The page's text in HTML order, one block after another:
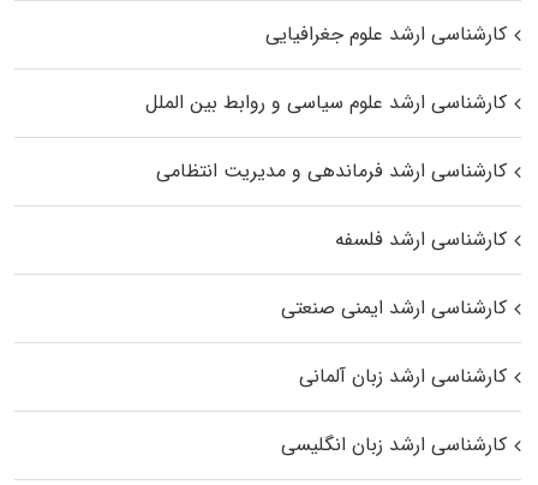
کارشناسی ارشد علوم جغرافیایی
کارشناسی ارشد علوم سیاسی و روابط بین الملل
کارشناسی ارشد فرماندهی و مدیریت انتظامی
کارشناسی ارشد فلسفه
کارشناسی ارشد ایمنی صنعتی
کارشناسی ارشد زبان آلمانی
کارشناسی ارشد زبان انگلیسی